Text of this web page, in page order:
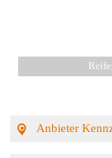
Anbieter